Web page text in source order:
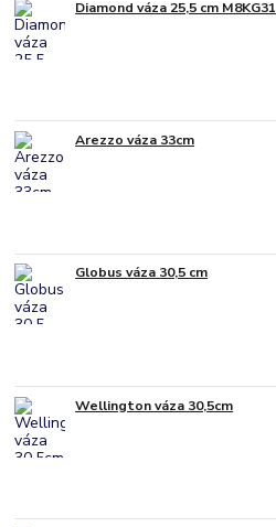
Diamond váza 25,5 cm M8KG31
Arezzo váza 33cm
Globus váza 30,5 cm
Wellington váza 30,5cm